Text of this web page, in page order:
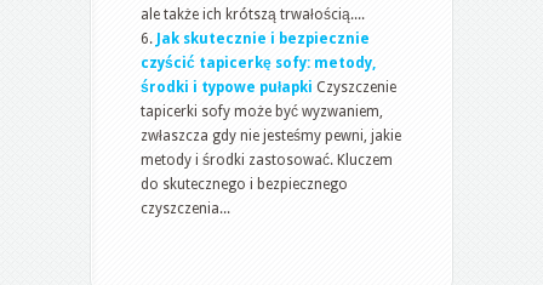
ale także ich krótszą trwałością....
Jak skutecznie i bezpiecznie
czyścić tapicerkę sofy: metody,
środki i typowe pułapki Czyszczenie
tapicerki sofy może być wyzwaniem,
zwłaszcza gdy nie jesteśmy pewni, jakie
metody i środki zastosować. Kluczem
do skutecznego i bezpiecznego
czyszczenia...